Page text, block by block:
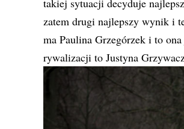
takiej sytuacji decyduje
zatem drugi najlepszy wynik i
ma Paulina Grzegórzek i to
rywalizacji to Justyna